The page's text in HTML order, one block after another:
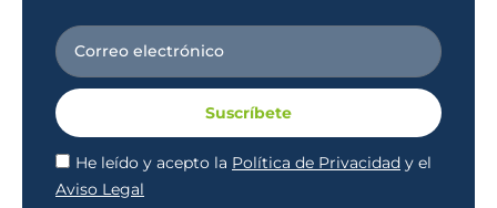
He leído y acepto la Política de Privacidad y el
Aviso Legal
Suscríbete